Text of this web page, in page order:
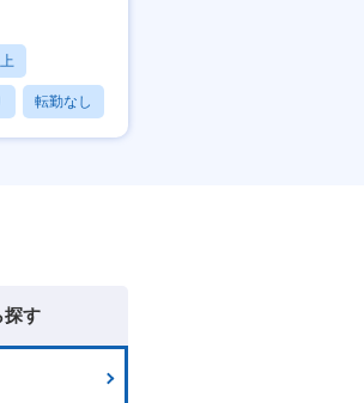
転勤なし
探す